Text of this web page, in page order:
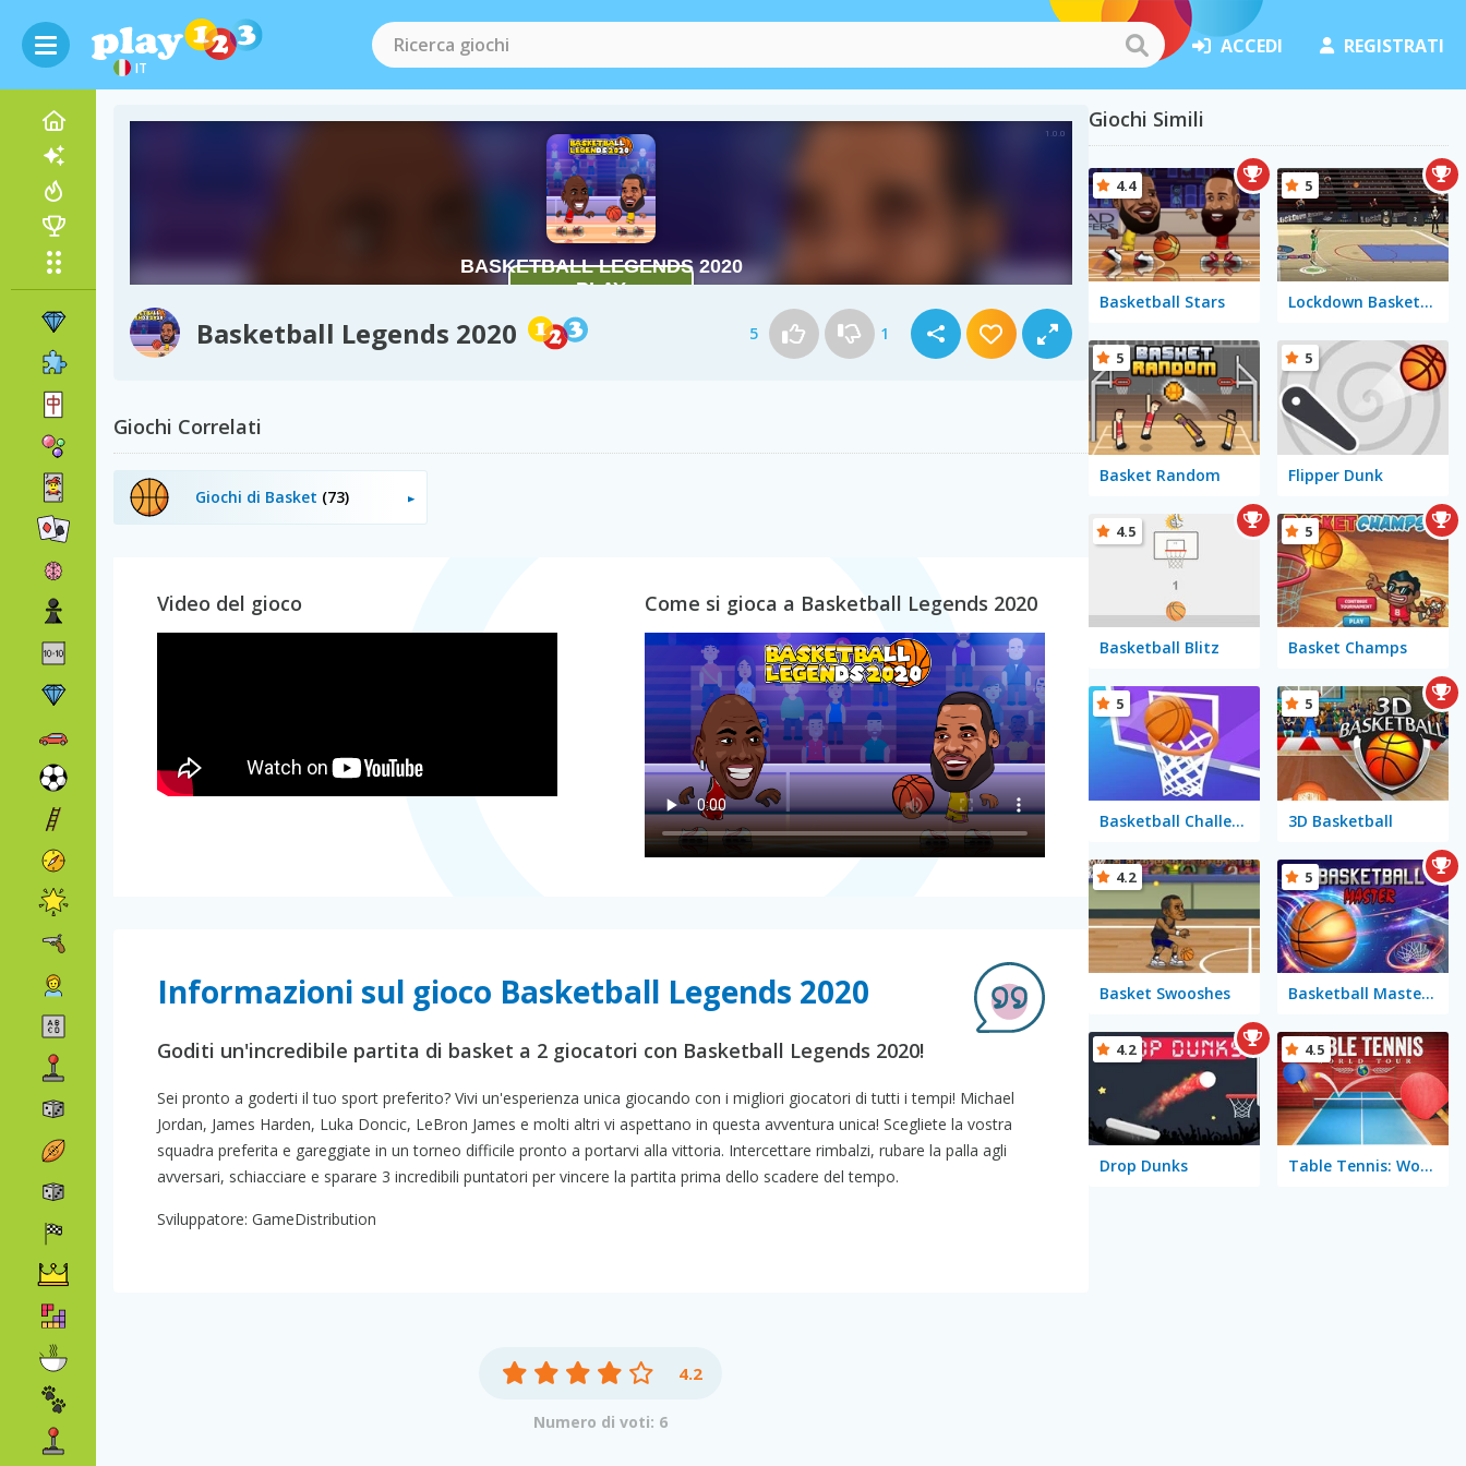
IT
ACCEDI REGISTRATI
Basketball Legends 2020 5 1
Giochi Correlati
Giochi di Basket (73)
Video del gioco Come si gioca a Basketball Legends 2020
Informazioni sul gioco Basketball Legends 2020
Goditi un'incredibile partita di basket a 2 giocatori con Basketball Legends 2020!
Sei pronto a goderti il tuo sport preferito? Vivi un'esperienza unica giocando con i migliori giocatori di tutti i tempi! Michael
Jordan, James Harden, Luka Doncic, LeBron James e molti altri vi aspettano in questa avventura unica! Scegliete la vostra
squadra preferita e gareggiate in un torneo difficile pronto a portarvi alla vittoria. Intercettare rimbalzi, rubare la palla agli
avversari, schiacciare e sparare 3 incredibili puntatori per vincere la partita prima dello scadere del tempo.
Sviluppatore: GameDistribution
4.2
Numero di voti: 6
Giochi Simili
Basketball Stars
4.4
Lockdown Basketball
5
Basket Random
5
Flipper Dunk
5
Basketball Blitz
4.5
Basket Champs
5
Basketball Challenge
5
3D Basketball
5
Basket Swooshes
4.2
Basketball Master Mobile
5
Drop Dunks
4.2
Table Tennis: World Tour
4.5